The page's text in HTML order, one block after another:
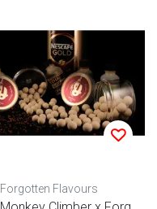
Forgotten Flavours